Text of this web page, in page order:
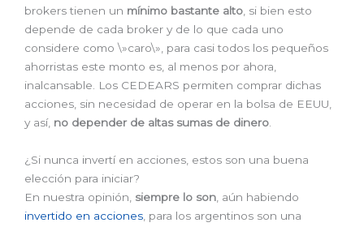
brokers tienen un mínimo bastante alto , si bien esto
depende de cada broker y de lo que cada uno
considere como \»caro\», para casi todos los pequeños
ahorristas este monto es, al menos por ahora,
inalcansable. Los CEDEARS permiten comprar dichas
acciones, sin necesidad de operar en la bolsa de EEUU,
y así, no depender de altas sumas de dinero
¿Si nunca invertí en acciones, estos son una buena
elección para iniciar?
En nuestra opinión, siempre lo son, aún habiendo
invertido en acciones, para los argentinos son una